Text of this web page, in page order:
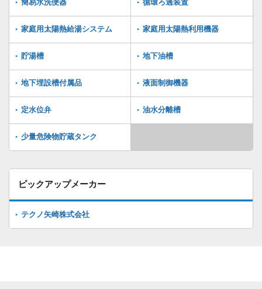
簡易水洗便器 循環ろ過装置
家庭用太陽熱給湯システム 家庭用太陽熱利用機器
貯湯槽 地下油槽
地下埋設槽付属品 液面制御機器
定水位弁 油水分離槽
少量危険物貯蔵タンク
ピックアップメーカー
テクノ矢崎株式会社